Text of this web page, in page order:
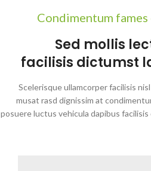
Condimentum
Sed mollis
facilisis dictumst
Scelerisque ullamcorper facilisis
musat rasd dignissim at
posuere luctus vehicula dapibus